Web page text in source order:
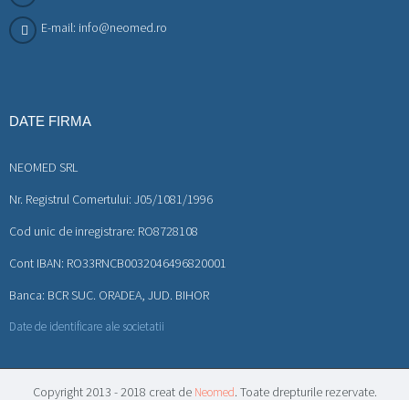
E-mail: info@neomed.ro
DATE FIRMA
NEOMED SRL
Nr. Registrul Comertului: J05/1081/1996
Cod unic de inregistrare: RO8728108
Cont IBAN: RO33RNCB0032046496820001
Banca: BCR SUC. ORADEA, JUD. BIHOR
Date de identificare ale societatii
Copyright 2013 - 2018 creat de Neomed. Toate drepturile rezervate.